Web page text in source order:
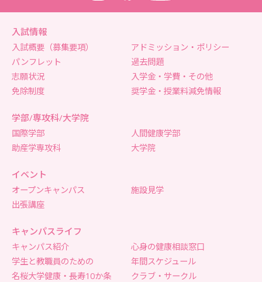
入試情報
入試概要（募集要項）
アドミッション・ポリシー
パンフレット
過去問題
志願状況
入学金・学費・その他
免除制度
奨学金・授業料減免情報
学部/専攻科/大学院
国際学部
人間健康学部
助産学専攻科
大学院
イベント
オープンキャンパス
施設見学
出張講座
キャンパスライフ
キャンパス紹介
心身の健康相談窓口
学生と教職員のための
名桜大学健康・長寿10か条
年間スケジュール
クラブ・サークル